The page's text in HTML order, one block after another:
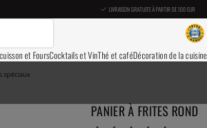
LIVRAISON GRATUITE À PARTIR DE 100 EUR
et FoursCocktails et VinThé et caféDécoration de la cuisine
spéciaux
PANIER À FRITES ROND